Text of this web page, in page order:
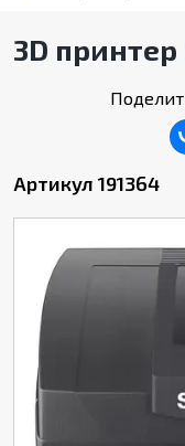
3D принтер
Артикул 191364